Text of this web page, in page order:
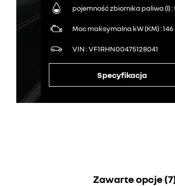
pojemność zbiornika paliwa (l)
Moc maksymalna kW (KM) 146
VIN VF1RHN00475128041
Specyfikacja
Zawarte opcje